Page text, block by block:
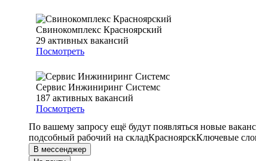
Свинокомплекс Красноярский
29 активных вакансий
Посмотреть
Сервис Инжиниринг Системс
187 активных вакансий
Посмотреть
По вашему запросу ещё будут появляться новые
подсобный рабочий на складКрасноярскКлючевые
В мессенджер